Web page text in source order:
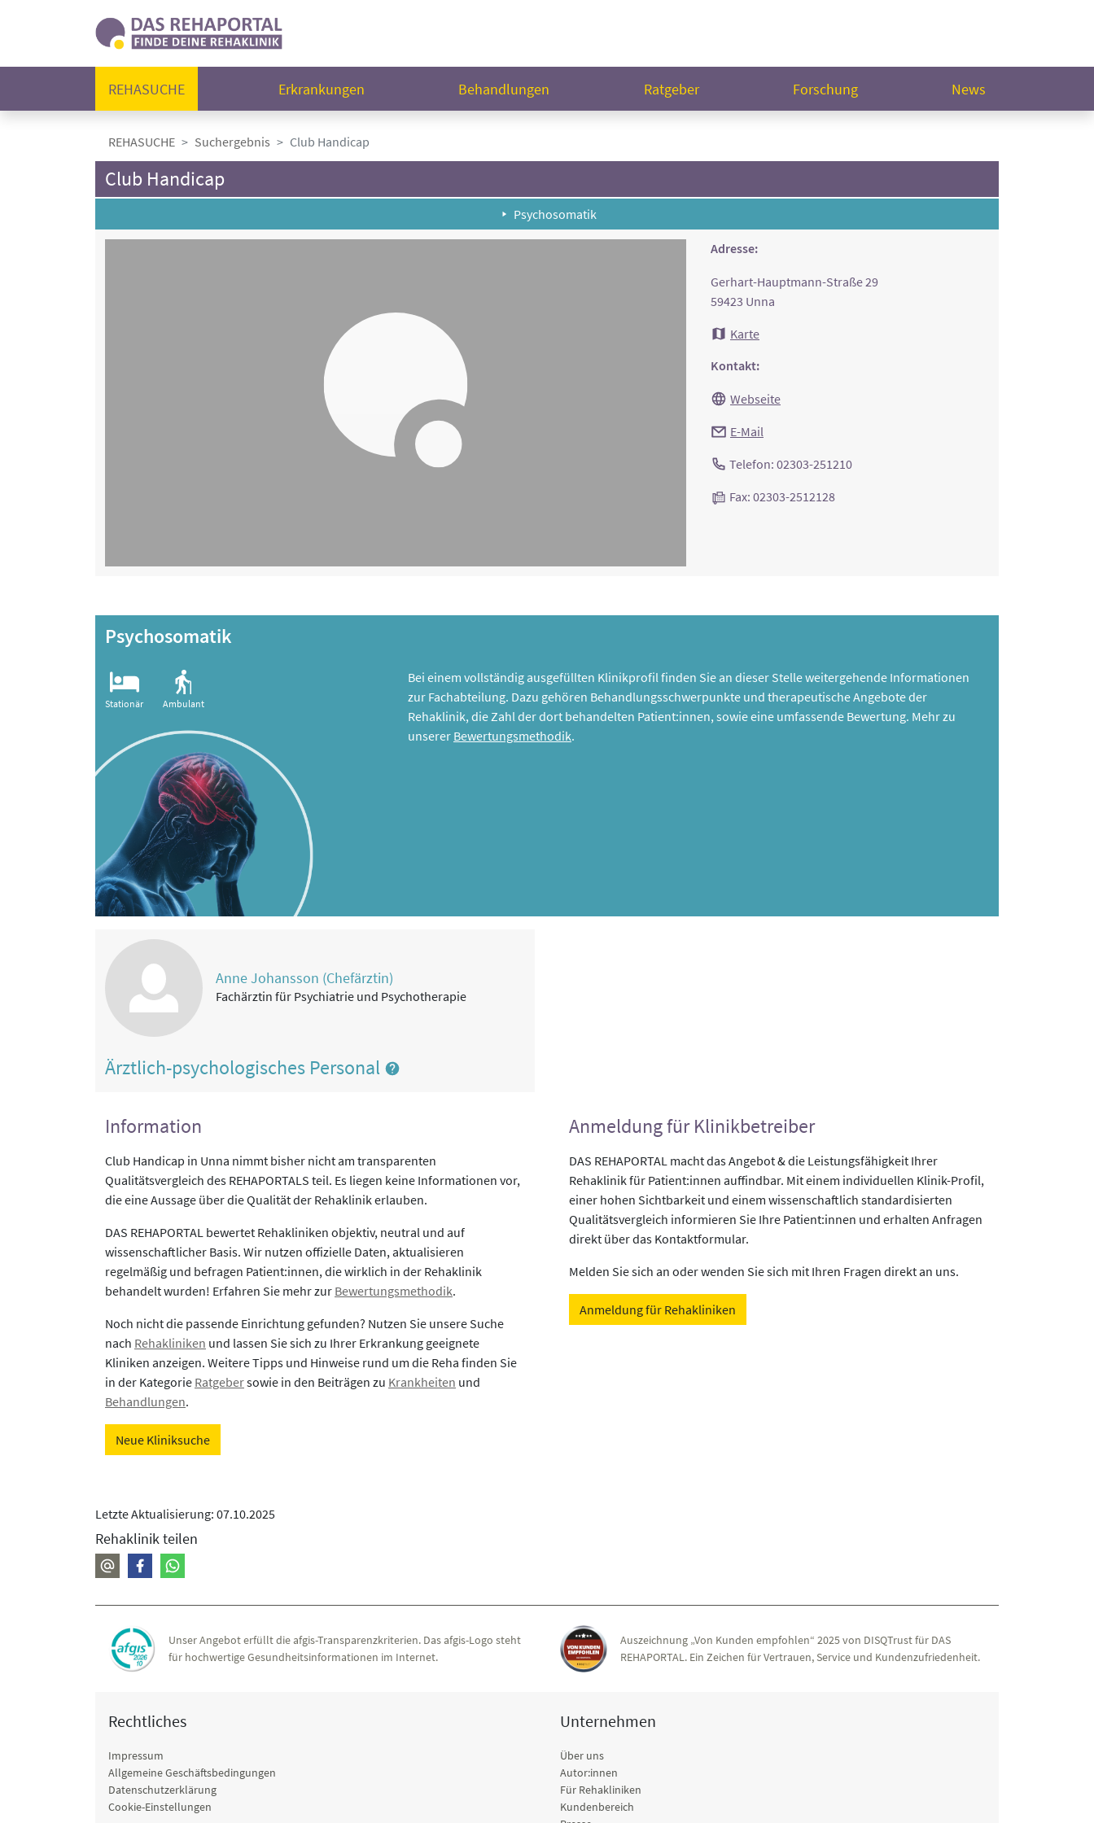
REHASUCHE Erkrankungen Behandlungen Ratgeber Forschung News
REHASUCHE Suchergebnis Club Handicap
Club Handicap
Psychosomatik
Adresse:
Gerhart-Hauptmann-Straße 29
59423 Unna
Karte
Kontakt:
Webseite
E-Mail
Telefon: 02303-251210
Fax: 02303-2512128
Psychosomatik
Stationär Ambulant
Bei einem vollständig ausgefüllten Klinikprofil finden Sie an dieser Stelle weitergehende Informationen
zur Fachabteilung. Dazu gehören Behandlungsschwerpunkte und therapeutische Angebote der
Rehaklinik, die Zahl der dort behandelten Patient:innen, sowie eine umfassende Bewertung. Mehr zu
unserer Bewertungsmethodik.
Anne Johansson (Chefärztin)
Fachärztin für Psychiatrie und Psychotherapie
Ärztlich-psychologisches Personal
Information
Club Handicap in Unna nimmt bisher nicht am transparenten
Qualitätsvergleich des REHAPORTALS teil. Es liegen keine Informationen vor,
die eine Aussage über die Qualität der Rehaklinik erlauben.
DAS REHAPORTAL bewertet Rehakliniken objektiv, neutral und auf
wissenschaftlicher Basis. Wir nutzen offizielle Daten, aktualisieren
regelmäßig und befragen Patient:innen, die wirklich in der Rehaklinik
behandelt wurden! Erfahren Sie mehr zur Bewertungsmethodik.
Noch nicht die passende Einrichtung gefunden? Nutzen Sie unsere Suche
nach Rehakliniken und lassen Sie sich zu Ihrer Erkrankung geeignete
Kliniken anzeigen. Weitere Tipps und Hinweise rund um die Reha finden Sie
in der Kategorie Ratgebersowie in den Beiträgen zu Krankheiten und
Behandlungen.
Neue Kliniksuche
Anmeldung für Klinikbetreiber
DAS REHAPORTAL macht das Angebot & die Leistungsfähigkeit Ihrer
Rehaklinik für Patient:innen auffindbar. Mit einem individuellen Klinik-Profil,
einer hohen Sichtbarkeit und einem wissenschaftlich standardisierten
Qualitätsvergleich informieren Sie Ihre Patient:innen und erhalten Anfragen
direkt über das Kontaktformular.
Melden Sie sich an oder wenden Sie sich mit Ihren Fragen direkt an uns.
Anmeldung für Rehakliniken
Letzte Aktualisierung: 07.10.2025
Rehaklinik teilen
Unser Angebot erfüllt die afgis-Transparenzkriterien. Das afgis-Logo steht
für hochwertige Gesundheitsinformationen im Internet.
Auszeichnung „Von Kunden empfohlen“ 2025 von DISQTrust für DAS
REHAPORTAL. Ein Zeichen für Vertrauen, Service und Kundenzufriedenheit.
Rechtliches
Impressum
Allgemeine Geschäftsbedingungen
Datenschutzerklärung
Cookie-Einstellungen
Unternehmen
Über uns
Autor:innen
Für Rehakliniken
Kundenbereich